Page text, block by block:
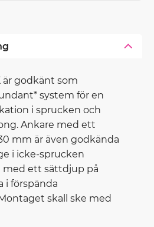
är godkänt som
system för en
i sprucken och
Ankare med ett
mm är även godkända
i icke-sprucken
med ett sättdjup på
i förspända
skall ske med